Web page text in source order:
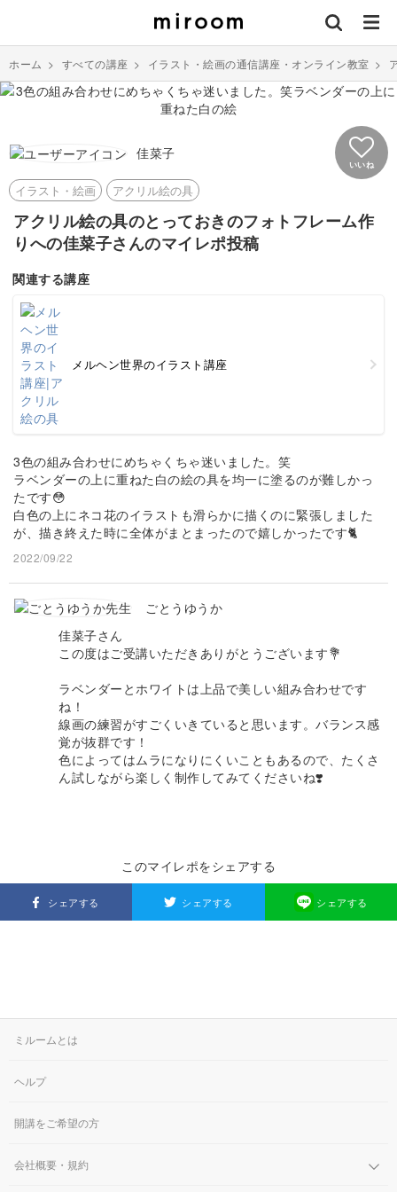
ホーム > すべての講座 > イラスト・絵画の通信講座・オンライン教室 >
佳菜子
いいね
イラスト・絵画 アクリル絵の具
アクリル絵の具のとっておきのフォトフレーム作
りへの佳菜子さんのマイレポ投稿
関連する講座
メルヘン世界のイラスト講座
3色の組み合わせにめちゃくちゃ迷いました。笑
ラベンダーの上に重ねた白の絵の具を均一に塗るのが難しかっ
たです😳
白色の上にネコ花のイラストも滑らかに描くのに緊張しました
が、描き終えた時に全体がまとまったので嬉しかったです🐈
2022/09/22
ごとうゆうか
佳菜子さん
この度はご受講いただきありがとうございます💐
ラベンダーとホワイトは上品で美しい組み合わせです
ね！
線画の練習がすごくいきていると思います。バランス感
覚が抜群です！
色によってはムラになりにくいこともあるので、たくさ
ん試しながら楽しく制作してみてくださいね❣️
このマイレポをシェアする
シェアする シェアする シェアする
ミルームとは
ヘルプ
開講をご希望の方
会社概要・規約